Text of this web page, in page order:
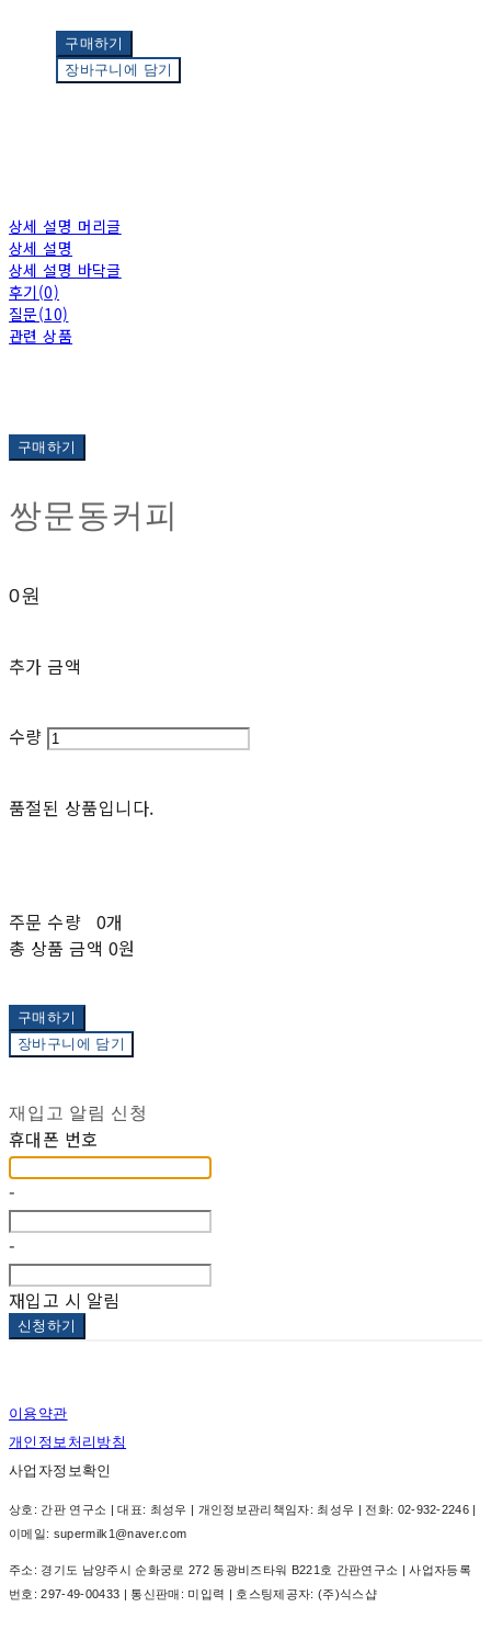
구매하기
장바구니에 담기
상세 설명 머리글
상세 설명
상세 설명 바닥글
후기(0)
질문(10)
관련 상품
구매하기
쌍문동커피
0원
추가 금액
수량
품절된 상품입니다.
주문 수량 0개
총 상품 금액 0원
구매하기
장바구니에 담기
재입고 알림 신청
휴대폰 번호
-
-
재입고 시 알림
신청하기
이용약관
개인정보처리방침
사업자정보확인
상호: 간판 연구소 | 대표: 최성우 | 개인정보관리책임자: 최성우 | 전화: 02-932-2246 |
이메일: supermilk1@naver.com
주소: 경기도 남양주시 순화궁로 272 동광비즈타워 B221호 간판연구소 | 사업자등록
번호:297-49-00433 | 통신판매: 미입력 | 호스팅제공자: (주)식스샵